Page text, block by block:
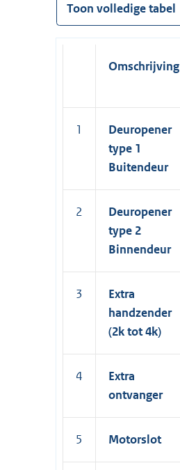
Toon volledige tabel
Omschrijving
1
Deuropener
type 1
Buitendeur
2
Deuropener
type 2
Binnendeur
3
Extra
handzender
(2k tot 4k)
4
Extra
ontvanger
5 Motorslot